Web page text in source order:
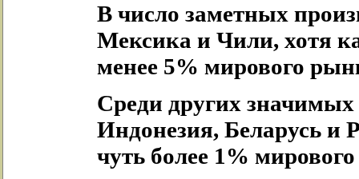
В число заметных
Мексика и Чили, хотя
менее 5% мирового
Среди других
Индонезия, Беларусь и
чуть более 1%